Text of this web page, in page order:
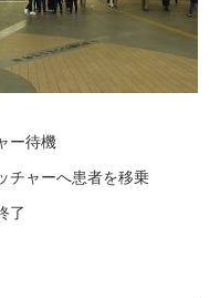
ー待機
チャーへ患者を移乗
了